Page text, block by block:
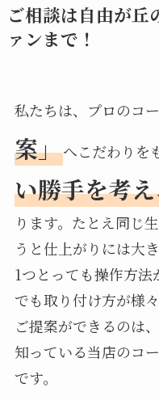
ご相談は自由が丘
ァンまで！
私たちは、プロのコ
案」へこだわりを
い勝手を考
ります。たとえ同じ
うと仕上がりには大
1つとっても操作方
でも取り付け方が様
ご提案ができるのは
知っている当店のコ
です。